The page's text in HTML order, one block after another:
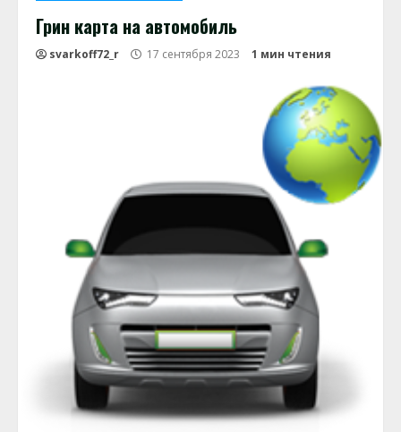
Грин карта на автомобиль
svarkoff72_r 17 сентября 2023 1 мин чтения